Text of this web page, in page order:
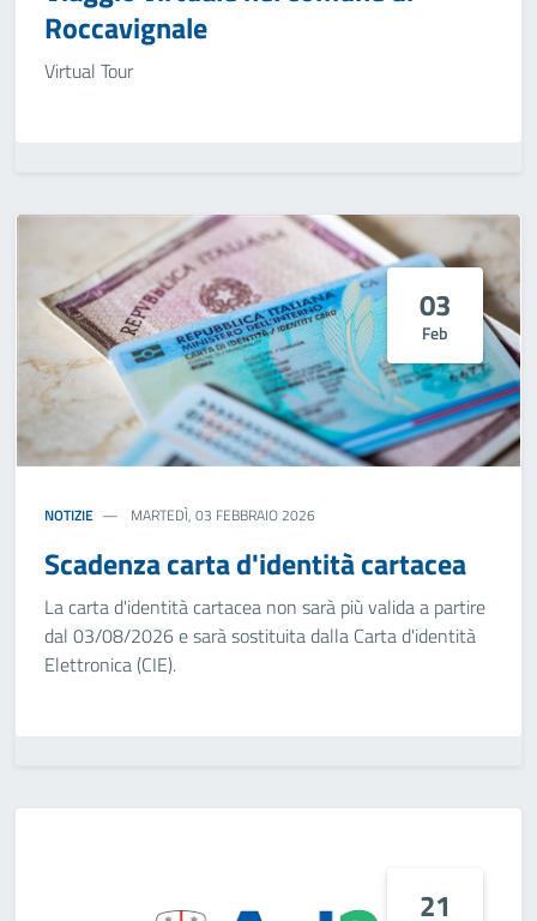
Roccavignale
Virtual Tour
03
Feb
NOTIZIE MARTEDÌ, 03 FEBBRAIO 2026
Scadenza carta d'identità cartacea
La carta d'identità cartacea non sarà più valida a partire
dal 03/08/2026 e sarà sostituita dalla Carta d'identità
Elettronica (CIE).
21